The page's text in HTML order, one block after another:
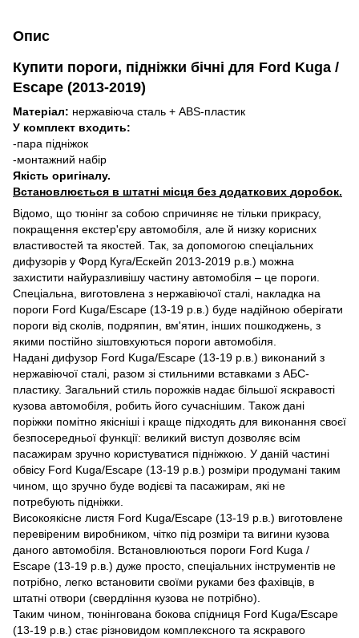
Опис
Купити пороги, підніжки бічні для Ford Kuga /
Escape (2013-2019)
Матеріал: нержавіюча сталь + ABS-пластик
У комплект входить:
-пара підніжок
-монтажний набір
Якість оригіналу.
Встановлюється в штатні місця без додаткових доробок.
Відомо, що тюнінг за собою спричиняє не тільки прикрасу,
покращення екстер'єру автомобіля, але й низку корисних
властивостей та якостей. Так, за допомогою спеціальних
дифузорів у Форд Куга/Ескейп 2013-2019 р.в.) можна
захистити найуразливішу частину автомобіля – це пороги.
Спеціальна, виготовлена ​​з нержавіючої сталі, накладка на
пороги Ford Kuga/Escape (13-19 р.в.) буде надійною оберігати
пороги від сколів, подряпин, вм'ятин, інших пошкоджень, з
якими постійно зіштовхуються пороги автомобіля.
Надані дифузор Ford Kuga/Escape (13-19 р.в.) виконаний з
нержавіючої сталі, разом зі стильними вставками з АБС-
пластику. Загальний стиль порожків надає більшої яскравості
кузова автомобіля, робить його сучаснішим. Також дані
поріжки помітно якісніші і краще підходять для виконання своєї
безпосередньої функції: великий виступ дозволяє всім
пасажирам зручно користуватися підніжкою. У даній частині
обвісу Ford Kuga/Escape (13-19 р.в.) розміри продумані таким
чином, що зручно буде водієві та пасажирам, які не
потребують підніжки.
Високоякісне листя Ford Kuga/Escape (13-19 р.в.) виготовлене
перевіреним виробником, чітко під розміри та вигини кузова
даного автомобіля. Встановлюються пороги Ford Kuga /
Escape (13-19 р.в.) дуже просто, спеціальних інструментів не
потрібно, легко встановити своїми руками без фахівців, в
штатні отвори (свердління кузова не потрібно).
Таким чином, тюнінгована бокова спідниця Ford Kuga/Escape
(13-19 р.в.) стає різновидом комплексного та яскравого